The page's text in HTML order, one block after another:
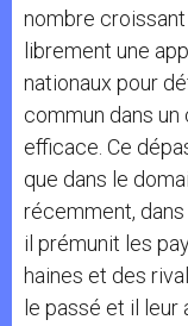
nombre croissant
librement une
nationaux pour
commun dans
efficace. Ce
que dans le
récemment,
il prémunit les
haines et des
le passé et il leur